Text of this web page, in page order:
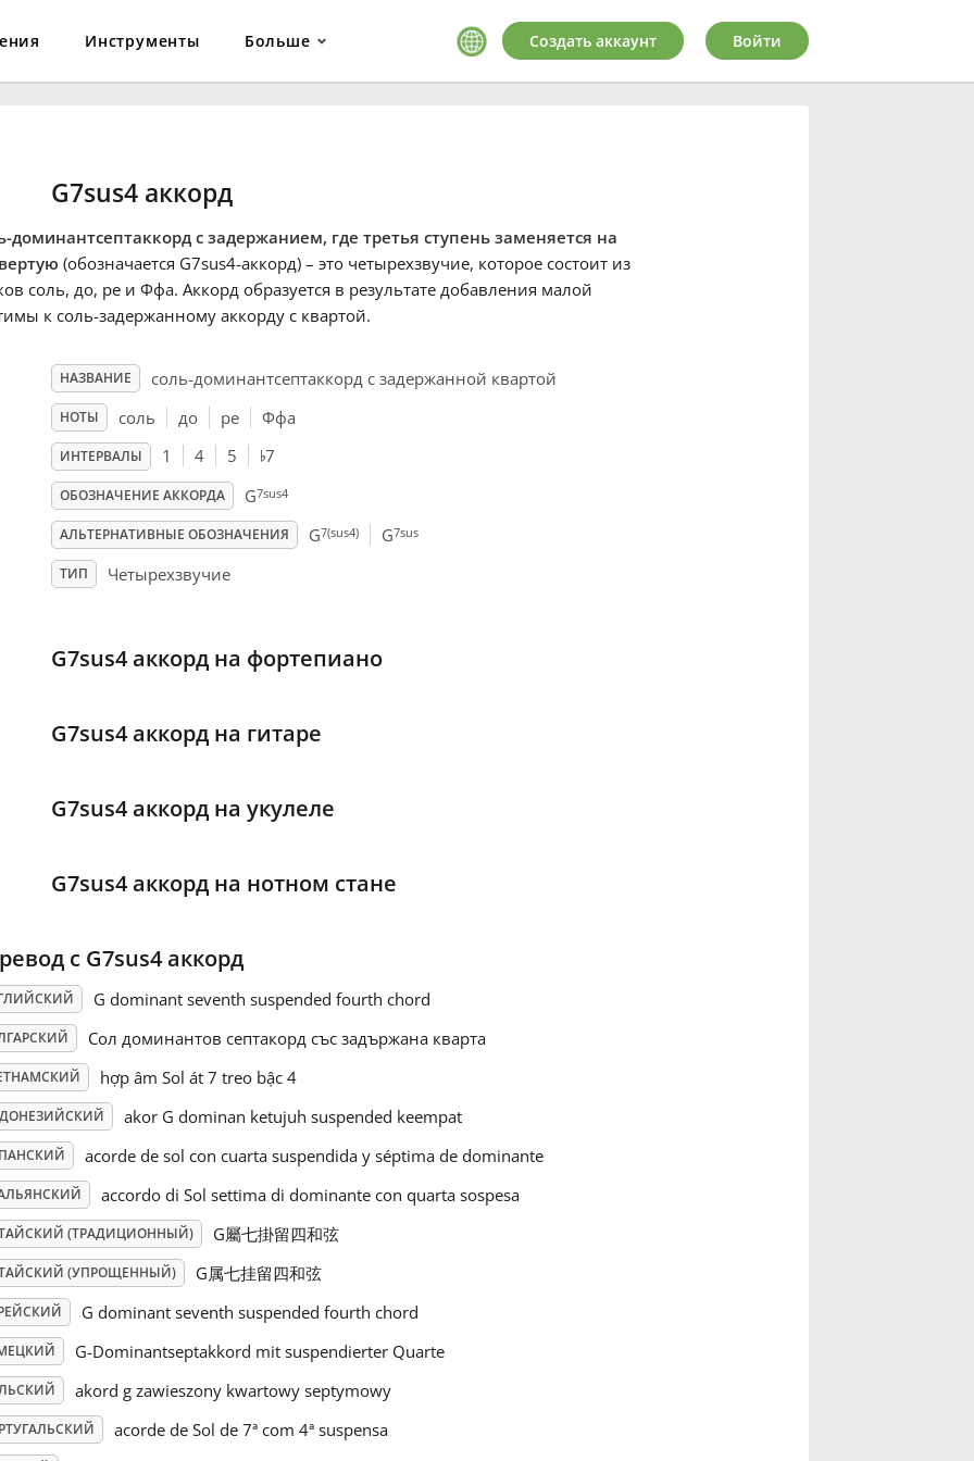
Инструменты Больше Создать аккаунт Войти
G7sus4 аккорд
доминантсептаккорд с задержанием, где третья ступень заменяется на
(обозначается G7sus4-аккорд) – это четырехзвучие, которое состоит из
соль, до, ре и Ффа. Аккорд образуется в результате добавления малой
к соль-задержанному аккорду с квартой.
НАЗВАНИЕ соль-доминантсептаккорд с задержанной квартой
НОТЫ соль до ре Ффа
ИНТЕРВАЛЫ 1 4 5 ♭7
ОБОЗНАЧЕНИЕ АККОРДА G7sus4
АЛЬТЕРНАТИВНЫЕ ОБОЗНАЧЕНИЯ G7(sus4) G7sus
ТИП Четырехзвучие
G7sus4 аккорд на фортепиано
G7sus4 аккорд на гитаре
G7sus4 аккорд на укулеле
G7sus4 аккорд на нотном стане
с G7sus4 аккорд
G dominant seventh suspended fourth chord
Сол доминантов септакорд със задържана кварта
hợp âm Sol át 7 treo bậc 4
akor G dominan ketujuh suspended keempat
acorde de sol con cuarta suspendida y séptima de dominante
accordo di Sol settima di dominante con quarta sospesa
(ТРАДИЦИОННЫЙ) G屬七掛留四和弦
(УПРОЩЕННЫЙ) G属七挂留四和弦
G dominant seventh suspended fourth chord
G-Dominantseptakkord mit suspendierter Quarte
akord g zawieszony kwartowy septymowy
acorde de Sol de 7ª com 4ª suspensa